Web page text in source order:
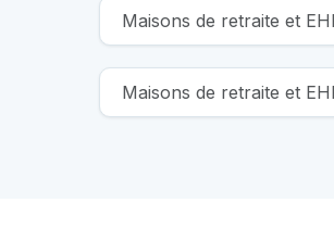
Maisons de retraite et
Maisons de retraite et